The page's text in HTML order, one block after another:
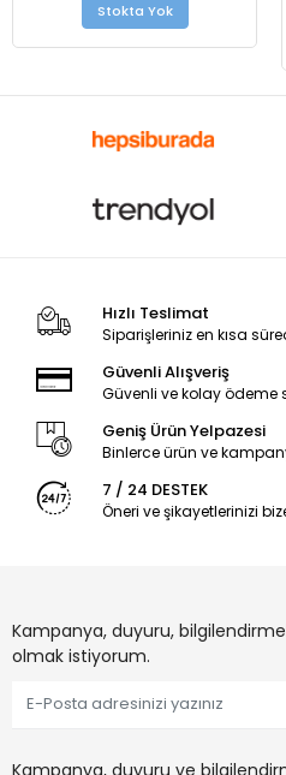
Stokta Yok
Hızlı Teslimat
Siparişleriniz en kısa
Güvenli Alışveriş
Güvenli ve kolay ödeme
Geniş Ürün Yelpazesi
Binlerce ürün ve
7 / 24 DESTEK
Öneri ve şikayetlerinizi
Kampanya, duyuru,
olmak istiyorum.
Kampanya, duyuru ve